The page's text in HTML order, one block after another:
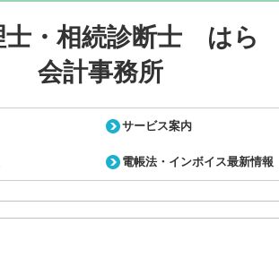
サービス案内
資産税関係（相続・贈与・譲渡）
よくあるご質問（相続税関係）
事業者様（法人・個人事業）
事業計画策定
補助金申請
電帳法・インボイス最新情報